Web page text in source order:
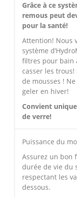
Grâce à ce
remous peut
pour la santé!
Attention! Nous
système
filtres pour bain
casser les trous!
de mousses !
geler en hiver!
Convient
de verre!
Puissance du
Assurez un bon
durée de vie du
respectant les
dessous.